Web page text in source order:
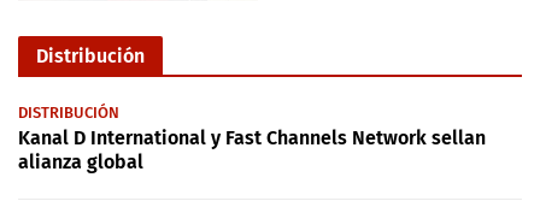
Distribución
DISTRIBUCIÓN
Kanal D International y Fast Channels Network sellan
alianza global